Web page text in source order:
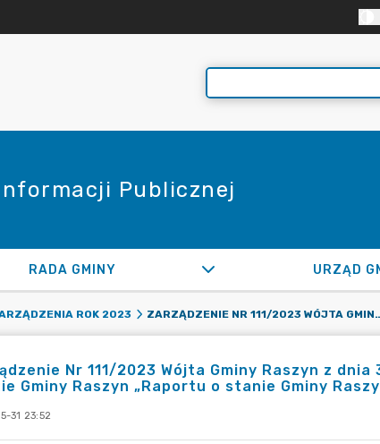
Publicznej
RADA GMINY URZĄD
ROK 2023 ZARZĄDZENIE NR 111/2023 WÓJTA GMINY RASZYN Z DNIA 31 MAJA
Nr 111/2023 Wójta Gminy Raszyn z
Gminy Raszyn „Raportu o stanie Gminy
31 23:52